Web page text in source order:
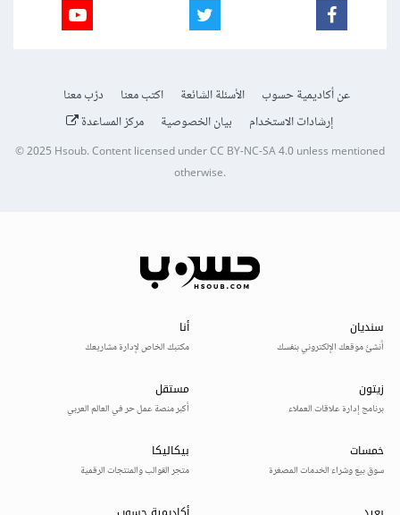
عن أكاديمية حسوب الأسئلة الشائعة اكتب معنا
درّب معنا
إرشادات الاستخدام
بيان الخصوصية مركز المساعدة
© 2025Hsoub.Content licensed underCC BY-NC-SA 4.0unless mentioned
otherwise.